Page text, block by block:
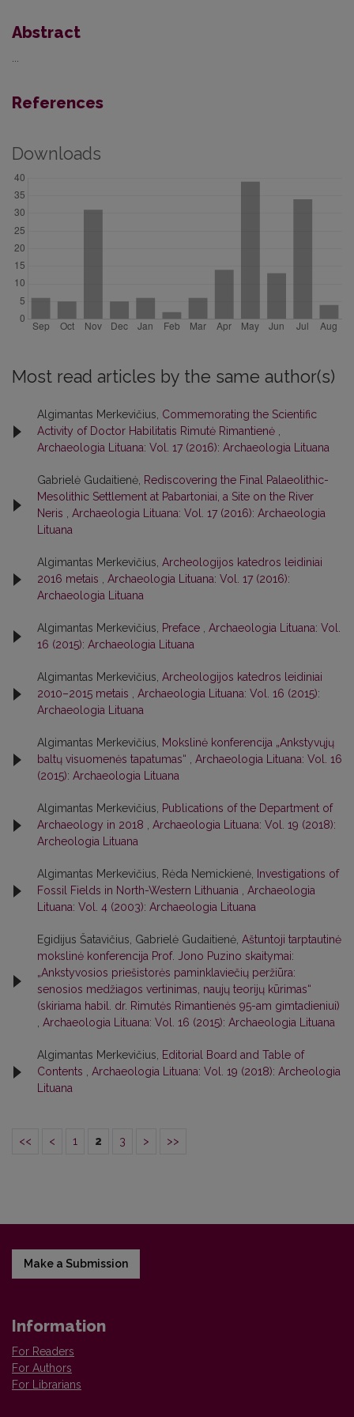
Abstract
References
Downloads
Most read articles by the same author(s)
Algimantas Merkevičius, Commemorating the Scientific
Activity of Doctor Habilitatis Rimutė Rimantienė
Archaeologia Lituana: Vol. 17 (2016): Archaeologia Lituana
Gabrielė Gudaitienė, Rediscovering the Final Palaeolithic-
Mesolithic Settlement at Pabartoniai, a Site on the River
Neris
Archaeologia Lituana: Vol. 17 (2016): Archaeologia
Lituana
Algimantas Merkevičius, Archeologijos katedros leidiniai
2016 metais
Archaeologia Lituana: Vol. 17 (2016):
Archaeologia Lituana
Algimantas Merkevičius, Preface
Archaeologia Lituana: Vol.
16 (2015): Archaeologia Lituana
Algimantas Merkevičius, Archeologijos katedros leidiniai
2010–2015 metais
Archaeologia Lituana: Vol. 16 (2015):
Archaeologia Lituana
Algimantas Merkevičius,
Mokslinė konferencija „Ankstyvųjų
baltų visuomenės tapatumas“
Archaeologia Lituana: Vol. 16
(2015): Archaeologia Lituana
Algimantas Merkevičius,
Publications of the Department of
Archaeology in 2018
Archaeologia Lituana: Vol. 19 (2018):
Archeologia Lituana
Algimantas Merkevičius, Rėda Nemickienė,
Investigations of
Fossil Fields in North-Western Lithuania
Archaeologia
Lituana: Vol. 4 (2003): Archaeologia Lituana
Egidijus Šatavičius, Gabrielė Gudaitienė, Aštuntoji tarptautinė
mokslinė konferencija Prof. Jono Puzino skaitymai:
„Ankstyvosios priešistorės paminklaviečių peržiūra:
senosios medžiagos vertinimas, naujų teorijų kūrimas“
(skiriama habil. dr. Rimutės Rimantienės 95-am gimtadieniui)
Archaeologia Lituana: Vol. 16 (2015): Archaeologia Lituana
Algimantas Merkevičius,
Editorial Board and Table of
Contents
Archaeologia Lituana: Vol. 19 (2018): Archeologia
Lituana
<< < 1 2 3 > >>
Make a Submission
Information
For Readers
For Authors
For Librarians